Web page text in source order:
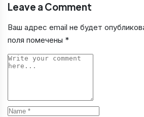
Leave a Comment
Ваш адрес email не будет
поля помечены *
Comment
Name